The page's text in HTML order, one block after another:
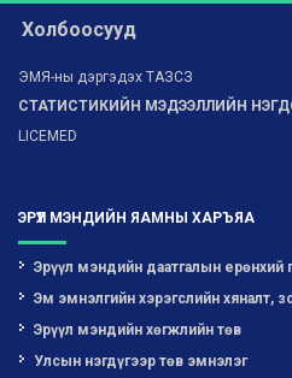
Холбоосууд
ЭМЯ-ны дэргэдэх ТАЗСЗ
СТАТИСТИКИЙН МЭДЭЭЛЛИЙН
LICEMED
ЭРҮҮЛ МЭНДИЙН ЯАМНЫ ХАРЪЯА
Эрүүл мэндийн даатгалын ерөнхий
Эм эмнэлгийн хэрэгслийн хяналт,
Эрүүл мэндийн хөгжлийн төв
Улсын нэгдүгээр төв эмнэлэг